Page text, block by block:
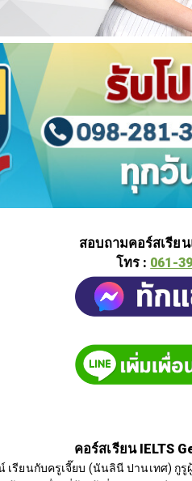
สอบถามคอร์สเรีย
โทร : 061-
คอร์สเรียน IELTS
น์ เรียนกับครูเจี๊ยบ (นันลินี ปานเทศ)